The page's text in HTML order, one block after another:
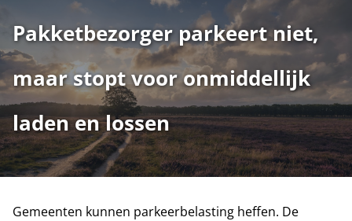
Pakketbezorger parkeert niet,
maar stopt voor onmiddellijk
laden en lossen
Gemeenten kunnen parkeerbelasting heffen. De